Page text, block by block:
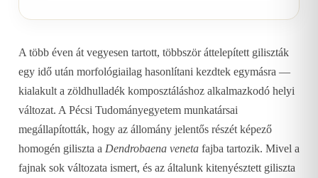
A több éven át vegyesen tartott, többször áttelepített giliszták
egy idő után morfológiailag hasonlítani kezdtek egymásra —
kialakult a zöldhulladék komposztáláshoz alkalmazkodó helyi
változat. A Pécsi Tudományegyetem munkatársai
megállapították, hogy az állomány jelentős részét képező
homogén giliszta a Dendrobaena veneta fajba tartozik. Mivel a
fajnak sok változata ismert, és az általunk kitenyésztett giliszta